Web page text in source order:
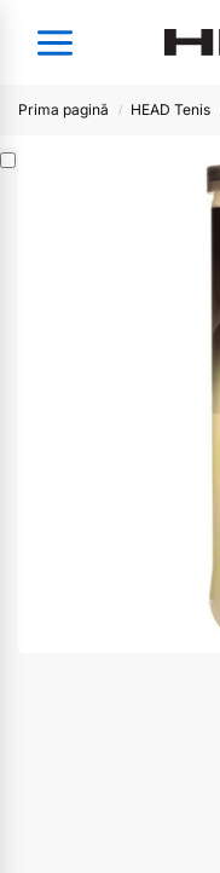
Prima pagină / HEAD Tenis